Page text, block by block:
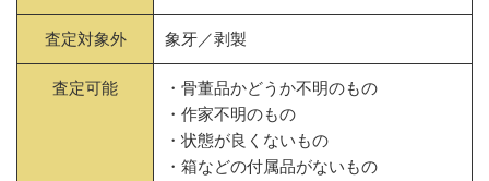
査定対象外 象牙／剥製
査定可能
・骨董品かどうか不明のもの
・作家不明のもの
・状態が良くないもの
・箱などの付属品がないもの